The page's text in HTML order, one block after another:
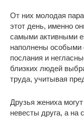
От них молодая
этот день, именно
самыми активными
наполнены
послания и
близких людей
труда, учитывая
Друзья жениха
невесты друга, а на